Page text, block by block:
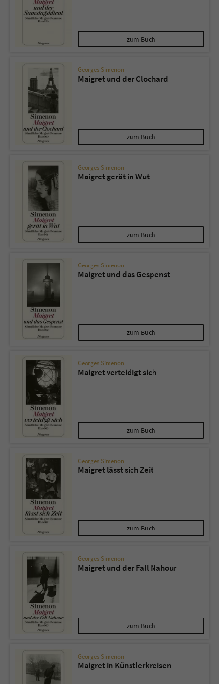
zum Buch
Georges Simenon
Maigret und der Clochard
zum Buch
Georges Simenon
Maigret gerät in Wut
zum Buch
Georges Simenon
Maigret und das Gespenst
zum Buch
Georges Simenon
Maigret verteidigt sich
zum Buch
Georges Simenon
Maigret lässt sich Zeit
zum Buch
Georges Simenon
Maigret und der Fall Nahour
zum Buch
Georges Simenon
Maigret in Künstlerkreisen